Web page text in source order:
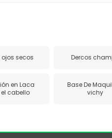
secos Dercos
en Laca
cabello
Base De
vichy